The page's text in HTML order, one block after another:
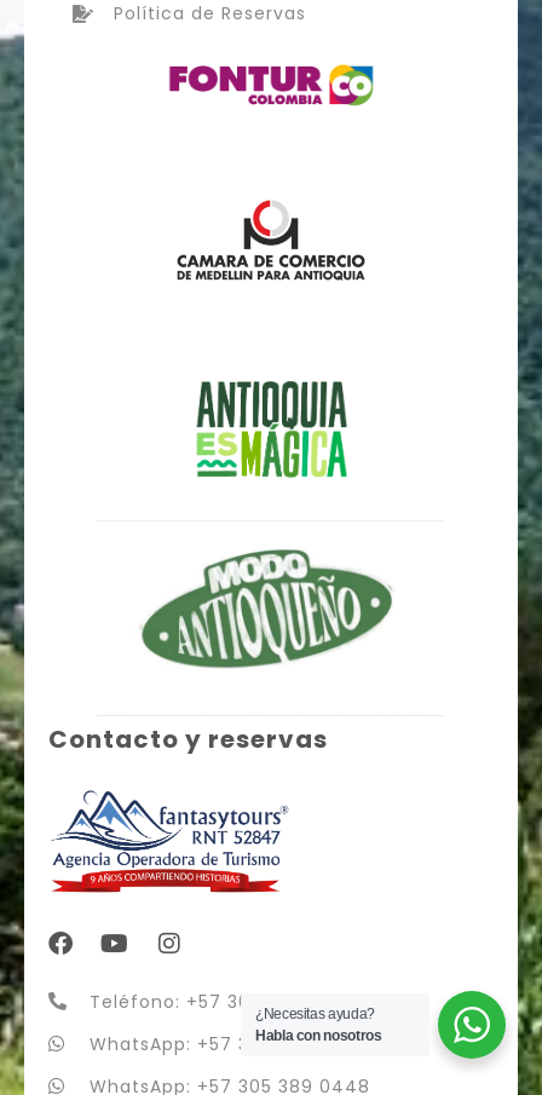
Política de Reservas
Contacto y reservas
Teléfono: +57 304 293 1756
WhatsApp: +57 305 2327 115
WhatsApp: +57 305 389 0448
¿Necesitas ayuda?
Habla con nosotros